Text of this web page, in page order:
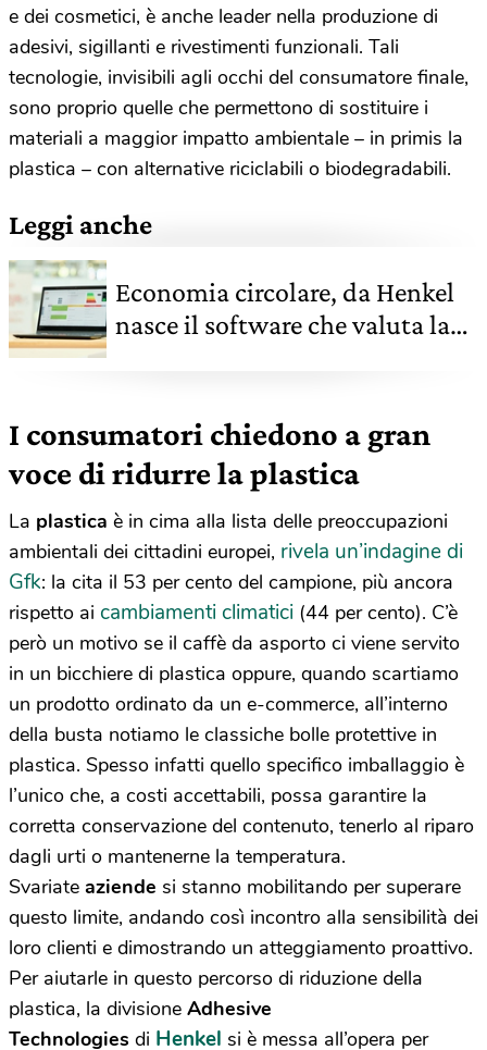
e dei cosmetici, è anche leader nella produzione di
adesivi, sigillanti e rivestimenti funzionali. Tali
tecnologie, invisibili agli occhi del consumatore finale,
sono proprio quelle che permettono di sostituire i
materiali a maggior impatto ambientale – in primis la
plastica – con alternative riciclabili o biodegradabili.
Leggi anche
Economia circolare, da Henkel
nasce il software che valuta la
I consumatori chiedono a gran
voce di ridurre la plastica
La plastica è in cima alla lista delle preoccupazioni
ambientali dei cittadini europei, rivela un’indagine di
Gfk: la cita il 53 per cento del campione, più ancora
rispetto ai cambiamenti climatici (44 per cento). C’è
però un motivo se il caffè da asporto ci viene servito
in un bicchiere di plastica oppure, quando scartiamo
un prodotto ordinato da un e-commerce, all’interno
della busta notiamo le classiche bolle protettive in
plastica. Spesso infatti quello specifico imballaggio è
l’unico che, a costi accettabili, possa garantire la
corretta conservazione del contenuto, tenerlo al riparo
dagli urti o mantenerne la temperatura.
Svariate aziende si stanno mobilitando per superare
questo limite, andando così incontro alla sensibilità dei
loro clienti e dimostrando un atteggiamento proattivo.
Per aiutarle in questo percorso di riduzione della
plastica, la divisione Adhesive
Technologies di Henkel si è messa all’opera per